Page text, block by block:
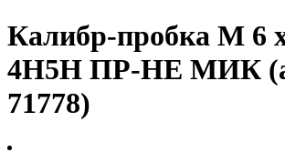
Калибр-пробка М 6
4H5H ПР-НЕ МИК
71778)